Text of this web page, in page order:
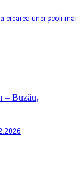
crearea unei școli mai